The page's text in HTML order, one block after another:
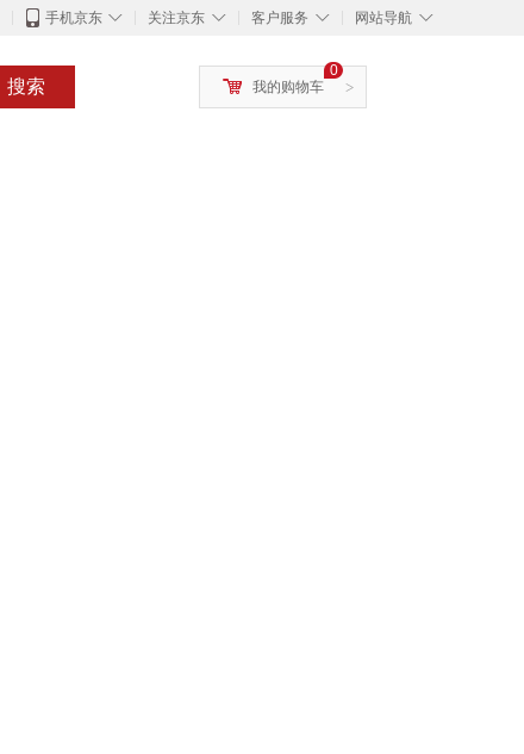
◇
手机京东 ◇
关注京东 ◇
客户服务 ◇
网站导航
搜索 >
0
我的购物车